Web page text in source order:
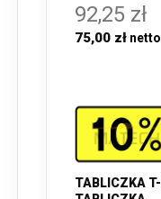
92,25 zł
75,00 zł
TABLICZKA